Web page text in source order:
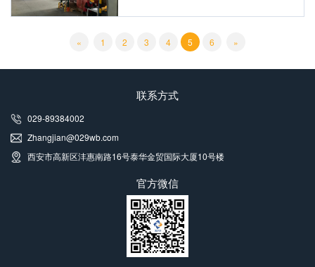
其成本的高昂。
«
1 2 3 4 5 6 »
联系方式
029-89384002
Zhangjian@029wb.com
西安市高新区沣惠南路16号泰华金贸国际大厦10号楼
官方微信